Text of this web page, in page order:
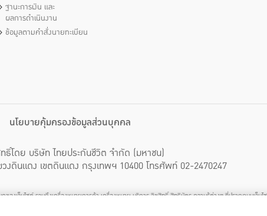
ฐานะการเงิน และ
ผลการดำเนินงาน
ข้อมูลตามคำสั่งนายทะเบียน
นโยบายคุ้มครองข้อมูลส่วนบุคคล
ธิ์โดย บริษัท ไทยประกันชีวิต จำกัด (มหาชน)
งดินแดง เขตดินแดง กรุงเทพฯ 10400 โทรศัพท์ 02-2470247
องเว็บไซต์ รวมถึงเครื่องหมายการค้า เครื่องหมาย บริการ ลิขสิทธิ์ สิทธิบัตร ความรู้ต่างๆ ที่ปรากฏบนเว็